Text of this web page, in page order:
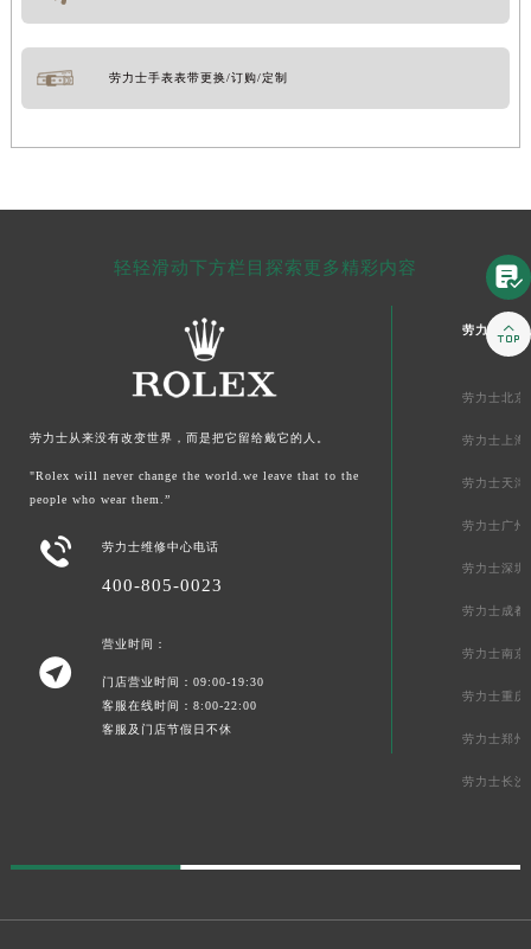
劳力士手表表带更换/订购/定制
轻轻滑动下方栏目探索更多精彩内容
劳力士从来没有改变世界，而是把它留给戴它的人。
"Rolex will never change the world.we leave that to the
people who wear them.”
 劳力士维修中心电话
400-805-0023

营业时间：
门店营业时间：09:00-19:30
客服在线时间：8:00-22:00
客服及门店节假日不休
劳力士中国
劳力士北京
劳力士上海
劳力士天津
劳力士广州
劳力士深圳
劳力士成都
劳力士南京
劳力士重庆
劳力士郑州
劳力士长沙

